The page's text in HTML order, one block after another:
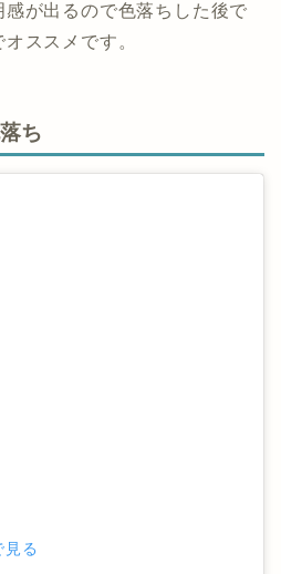
が出るので色落ちした後で
ススメです。
ち
る